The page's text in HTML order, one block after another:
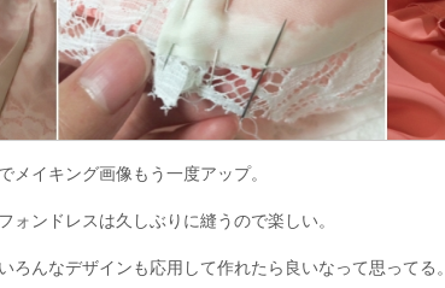
イキング画像もう一度アップ。
ンドレスは久しぶりに縫うので楽しい。
ろんなデザインも応用して作れたら良いなって思ってる。